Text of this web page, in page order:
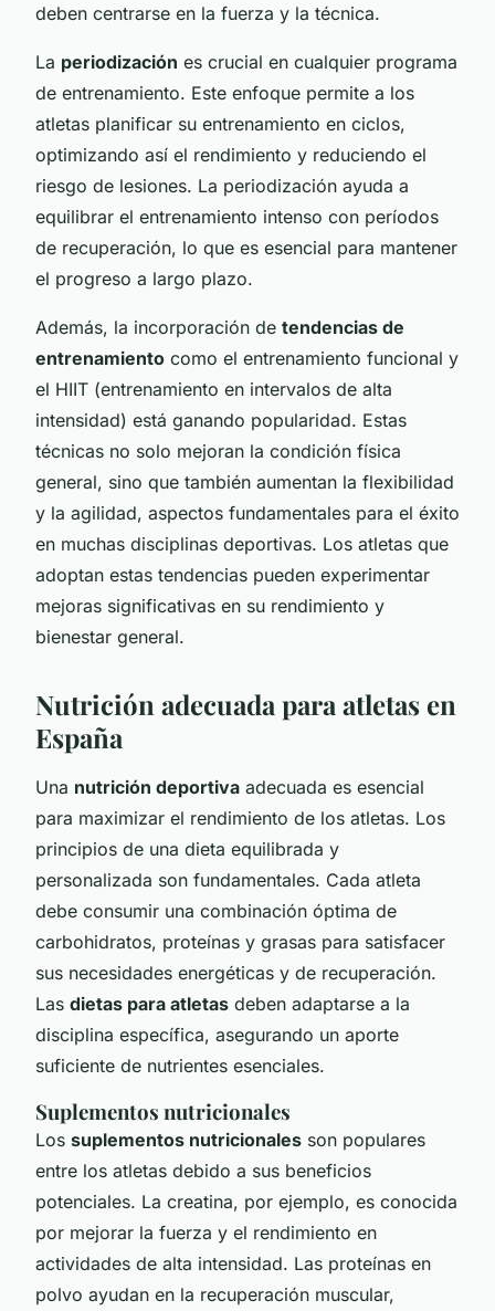
deben centrarse en la fuerza y la técnica.
La periodización es crucial en cualquier programa
de entrenamiento. Este enfoque permite a los
atletas planificar su entrenamiento en ciclos,
optimizando así el rendimiento y reduciendo el
riesgo de lesiones. La periodización ayuda a
equilibrar el entrenamiento intenso con períodos
de recuperación, lo que es esencial para mantener
el progreso a largo plazo.
Además, la incorporación de tendencias de
entrenamiento como el entrenamiento funcional y
el HIIT (entrenamiento en intervalos de alta
intensidad) está ganando popularidad. Estas
técnicas no solo mejoran la condición física
general, sino que también aumentan la flexibilidad
y la agilidad, aspectos fundamentales para el éxito
en muchas disciplinas deportivas. Los atletas que
adoptan estas tendencias pueden experimentar
mejoras significativas en su rendimiento y
bienestar general.
Nutrición adecuada para atletas en
España
Una nutrición deportiva adecuada es esencial
para maximizar el rendimiento de los atletas. Los
principios de una dieta equilibrada y
personalizada son fundamentales. Cada atleta
debe consumir una combinación óptima de
carbohidratos, proteínas y grasas para satisfacer
sus necesidades energéticas y de recuperación.
Las dietas para atletas deben adaptarse a la
disciplina específica, asegurando un aporte
suficiente de nutrientes esenciales.
Suplementos nutricionales
Los suplementos nutricionales son populares
entre los atletas debido a sus beneficios
potenciales. La creatina, por ejemplo, es conocida
por mejorar la fuerza y el rendimiento en
actividades de alta intensidad. Las proteínas en
polvo ayudan en la recuperación muscular,